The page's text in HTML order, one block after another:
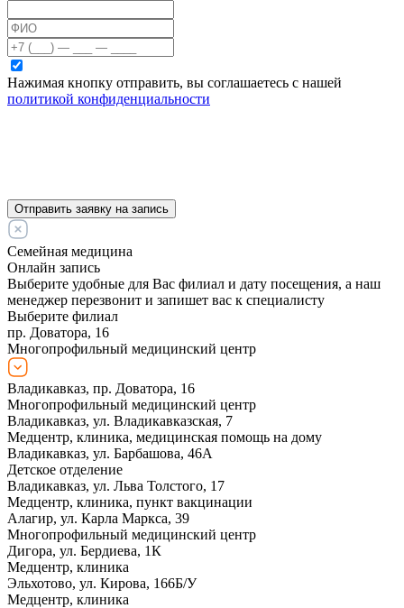
Нажимая кнопку отправить, вы соглашаетесь с нашей
политикой конфиденциальности
Отправить заявку на запись
Семейная медицина
Онлайн запись
Выберите удобные для Вас филиал и дату посещения, а наш
менеджер перезвонит и запишет вас к специалисту
Выберите филиал
пр. Доватора, 16
Многопрофильный медицинский центр
Владикавказ, пр. Доватора, 16
Многопрофильный медицинский центр
Владикавказ, ул. Владикавказская, 7
Медцентр, клиника, медицинская помощь на дому
Владикавказ, ул. Барбашова, 46А
Детское отделение
Владикавказ, ул. Льва Толстого, 17
Медцентр, клиника, пункт вакцинации
Алагир, ул. Карла Маркса, 39
Многопрофильный медицинский центр
Дигора, ул. Бердиева, 1К
Медцентр, клиника
Эльхотово, ул. Кирова, 166Б/У
Медцентр, клиника